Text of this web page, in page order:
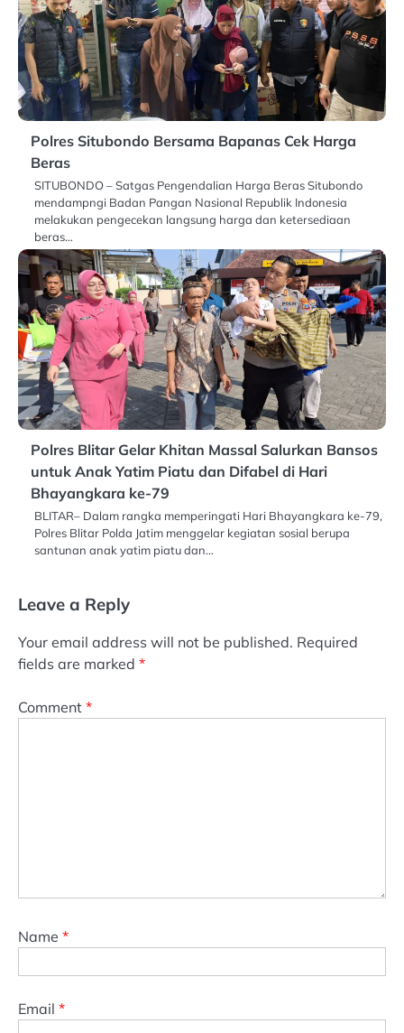
Polres Situbondo Bersama Bapanas Cek Harga
Beras
SITUBONDO – Satgas Pengendalian Harga Beras Situbondo
mendampngi Badan Pangan Nasional Republik Indonesia
melakukan pengecekan langsung harga dan ketersediaan
beras…
Polres Blitar Gelar Khitan Massal Salurkan Bansos
untuk Anak Yatim Piatu dan Difabel di Hari
Bhayangkara ke-79
BLITAR– Dalam rangka memperingati Hari Bhayangkara ke-79,
Polres Blitar Polda Jatim menggelar kegiatan sosial berupa
santunan anak yatim piatu dan…
Leave a Reply
Your email address will not be published. Required
fields are marked *
Comment *
Name *
Email *